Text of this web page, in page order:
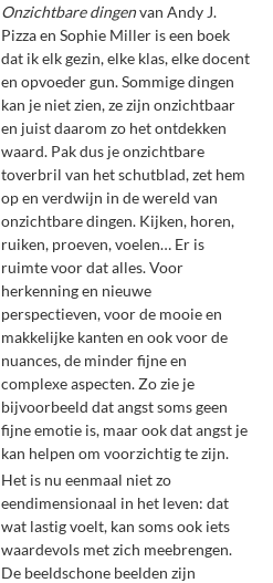
Onzichtbare dingenvan Andy J.
Pizza en Sophie Miller is een boek
dat ik elk gezin, elke klas, elke docent
en opvoeder gun. Sommige dingen
kan je niet zien, ze zijn onzichtbaar
en juist daarom zo het ontdekken
waard. Pak dus je onzichtbare
toverbril van het schutblad, zet hem
op en verdwijn in de wereld van
onzichtbare dingen. Kijken, horen,
ruiken, proeven, voelen… Er is
ruimte voor dat alles. Voor
herkenning en nieuwe
perspectieven, voor de mooie en
makkelijke kanten en ook voor de
nuances, de minder fijne en
complexe aspecten. Zo zie je
bijvoorbeeld dat angst soms geen
fijne emotie is, maar ook dat angst je
kan helpen om voorzichtig te zijn.
Het is nu eenmaal niet zo
eendimensionaal in het leven: dat
wat lastig voelt, kan soms ook iets
waardevols met zich meebrengen.
De beeldschone beelden zijn